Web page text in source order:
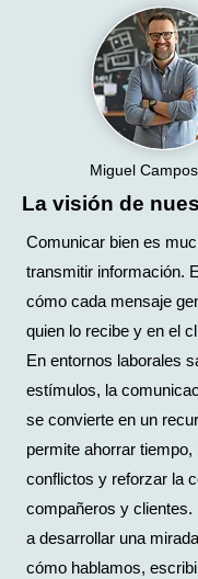
Miguel
La visión de
Comunicar bien es
transmitir información.
cómo cada mensaje
quien lo recibe y en el
En entornos laborales
estímulos, la
se convierte en un
permite ahorrar tiempo,
conflictos y reforzar la
compañeros y
a desarrollar una
cómo hablamos,